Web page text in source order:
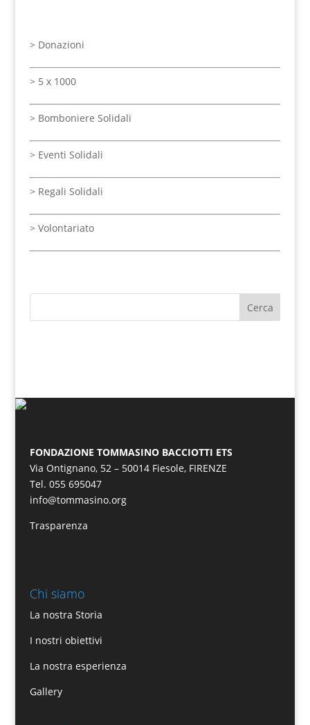
> Donazioni
> 5 x 1000
> Bomboniere Solidali
> Eventi Solidali
> Regali Solidali
> Volontariato
FONDAZIONE TOMMASINO BACCIOTTI ETS
Via Ontignano, 52 – 50014 Fiesole, FIRENZE
Tel. 055 695047
info@tommasino.org
Trasparenza
Chi siamo
La nostra Storia
I nostri obiettivi
La nostra esperienza
Gallery